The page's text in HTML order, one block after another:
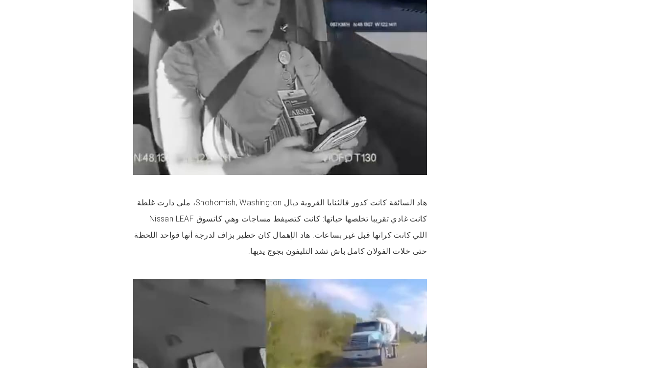
هاد السائقة كانت كدوز فالثنايا القروية ديال Snohomish, Washington، ملي دارت غلطة
كانت غادي تقريبا تخلصها حياتها: كانت كتصيفط مساجات وهي كاتسوق Nissan LEAF
اللي كانت كراتها قبل غير بساعات. هاد الإهمال كان خطير بزاف لدرجة أنها فواحد اللحظة
حتى خلات الفولان كامل باش تشد التليفون بجوج يديها.